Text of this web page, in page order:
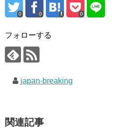
0 0 0
フォローする
japan-breaking
関連記事